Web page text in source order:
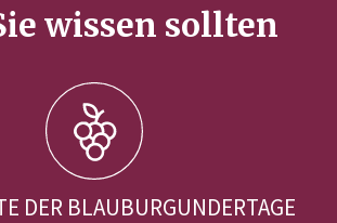
wissen sollten
DER BLAUBURGUNDERTAGE